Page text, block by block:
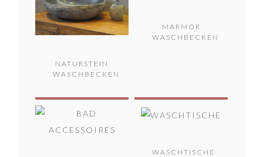
NATURSTEIN
WASCHBECKEN
MARMOR
WASCHBECKEN
WASCHTISCHE